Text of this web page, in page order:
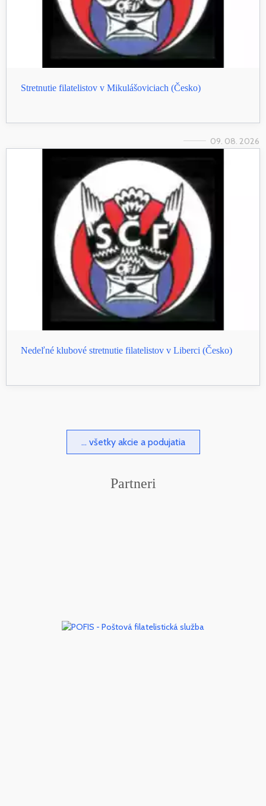
Stretnutie filatelistov v Mikulášoviciach (Česko)
09. 08. 2026
Nedeľné klubové stretnutie filatelistov v Liberci (Česko)
... všetky akcie a podujatia
Partneri